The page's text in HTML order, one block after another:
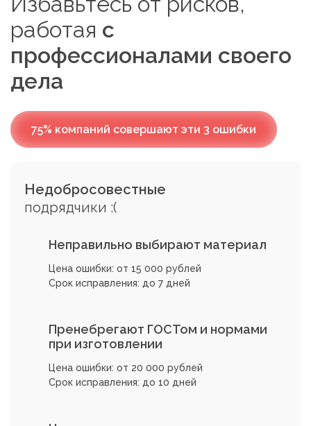
работая с
профессионалами своего
дела
75% компаний совершают эти 3 ошибки
Недобросовестные
подрядчики :(
Неправильно выбирают материал
Цена ошибки: от 15 000 рублей
Срок исправления: до 7 дней
Пренебрегают ГОСТом и нормами
при изготовлении
Цена ошибки: от 20 000 рублей
Срок исправления: до 10 дней